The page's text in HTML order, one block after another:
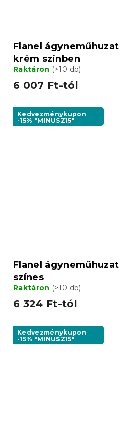
Flanel ágyneműhuzat
krém színben
Raktáron (>10 db)
6 007 Ft-tól
Kedvezménykupon
-15% "MINUSZ15"
Flanel ágyneműhuzat
színes
Raktáron (>10 db)
6 324 Ft-tól
Kedvezménykupon
-15% "MINUSZ15"